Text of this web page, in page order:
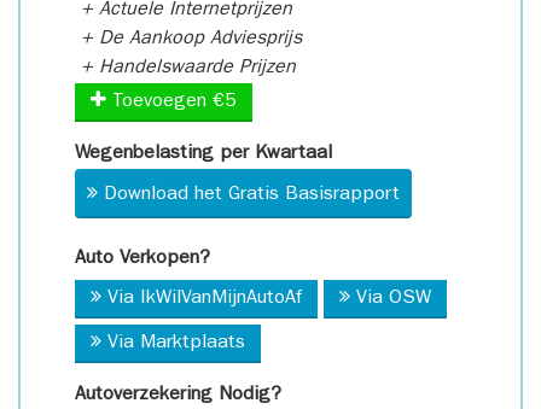
+ Actuele Internetprijzen
+ De Aankoop Adviesprijs
+ Handelswaarde Prijzen
Toevoegen €5
Wegenbelasting per Kwartaal
Download het Gratis Basisrapport
Auto Verkopen?
Via IkWilVanMijnAutoAf Via OSW
Via Marktplaats
Autoverzekering Nodig?